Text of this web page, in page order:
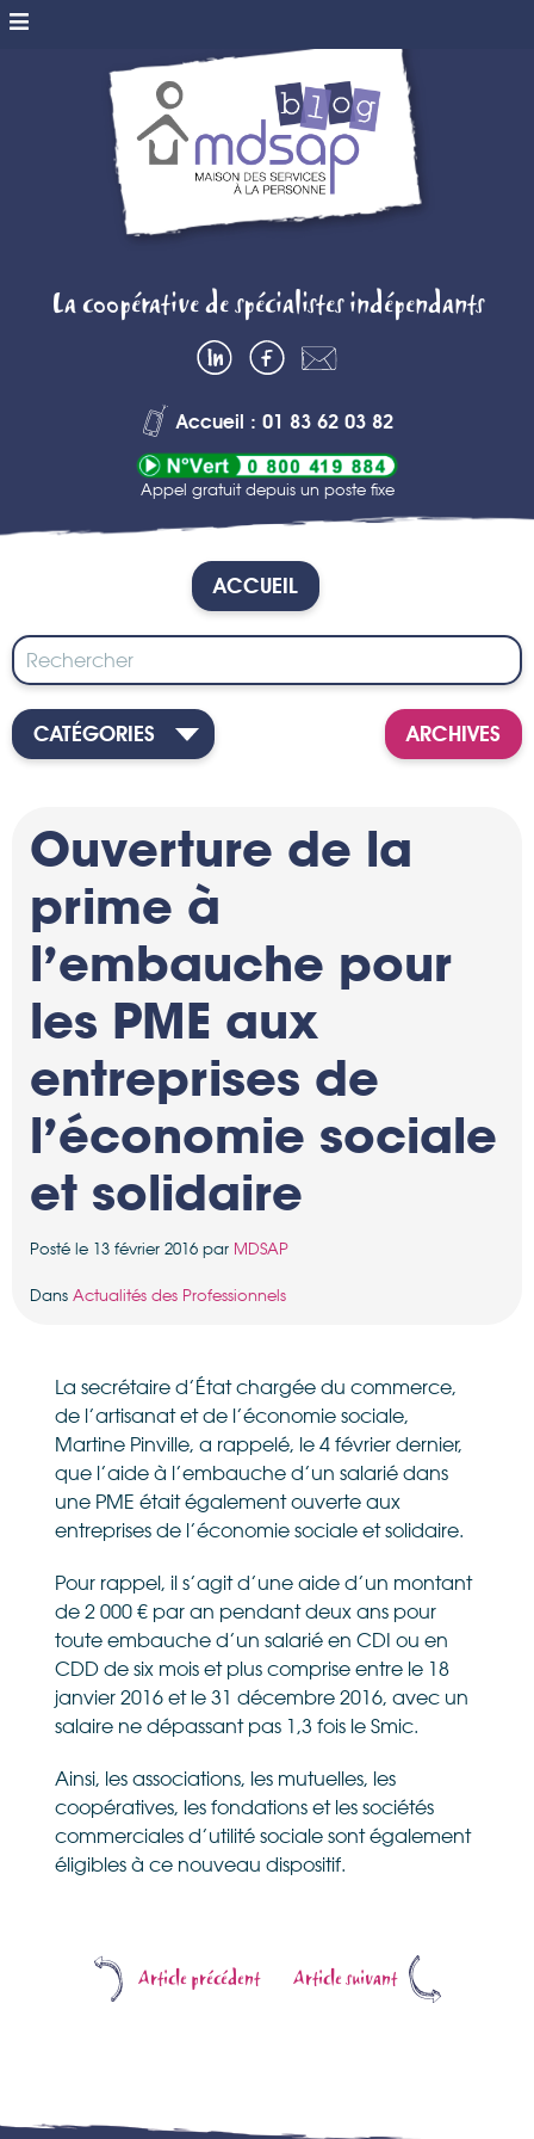
MDSAP BLOG
– MAISON DES
SERVICES A
LA PERSONNE
La coopérative de spécialistes indépendants
nous
Accueil : 01 83 62 03 82
Appel gratuit depuis un poste fixe
ACCUEIL
CATÉGORIES ARCHIVES
Ouverture de la
prime à
l’embauche pour
les PME aux
entreprises de
l’économie sociale
et solidaire
Posté le 13 février 2016 par MDSAP
Dans Actualités des Professionnels
La secrétaire d’État chargée du commerce,
de l’artisanat et de l’économie sociale,
Martine Pinville, a rappelé, le 4 février dernier,
que l’aide à l’embauche d’un salarié dans
une PME était également ouverte aux
entreprises de l’économie sociale et solidaire.
Pour rappel, il s’agit d’une aide d’un montant
de 2 000 € par an pendant deux ans pour
toute embauche d’un salarié en CDI ou en
CDD de six mois et plus comprise entre le 18
janvier 2016 et le 31 décembre 2016, avec un
salaire ne dépassant pas 1,3 fois le Smic.
Ainsi, les associations, les mutuelles, les
coopératives, les fondations et les sociétés
commerciales d’utilité sociale sont également
éligibles à ce nouveau dispositif.
Article précédent Article suivant